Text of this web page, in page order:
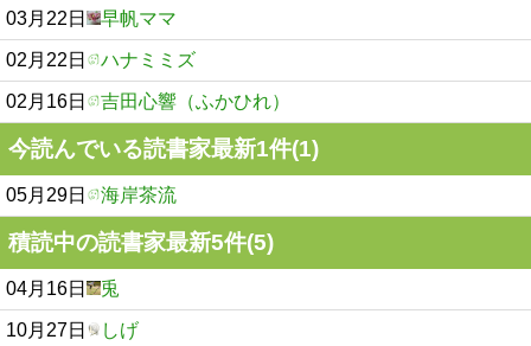
03月22日 早帆ママ
02月22日 ハナミミズ
02月16日 吉田心響（ふかひれ）
今読んでいる読書家最新1件(1)
05月29日 海岸茶流
積読中の読書家最新5件(5)
04月16日 兎
10月27日 しげ